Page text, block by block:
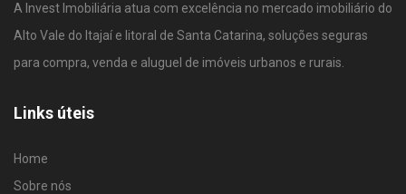
A Invest Imobiliária atua com excelência no mercado imobiliário do
Alto Vale do Itajaí e litoral de Santa Catarina, soluções seguras
para compra, venda e aluguel de imóveis urbanos e rurais.
Links úteis
Home
Sobre nós